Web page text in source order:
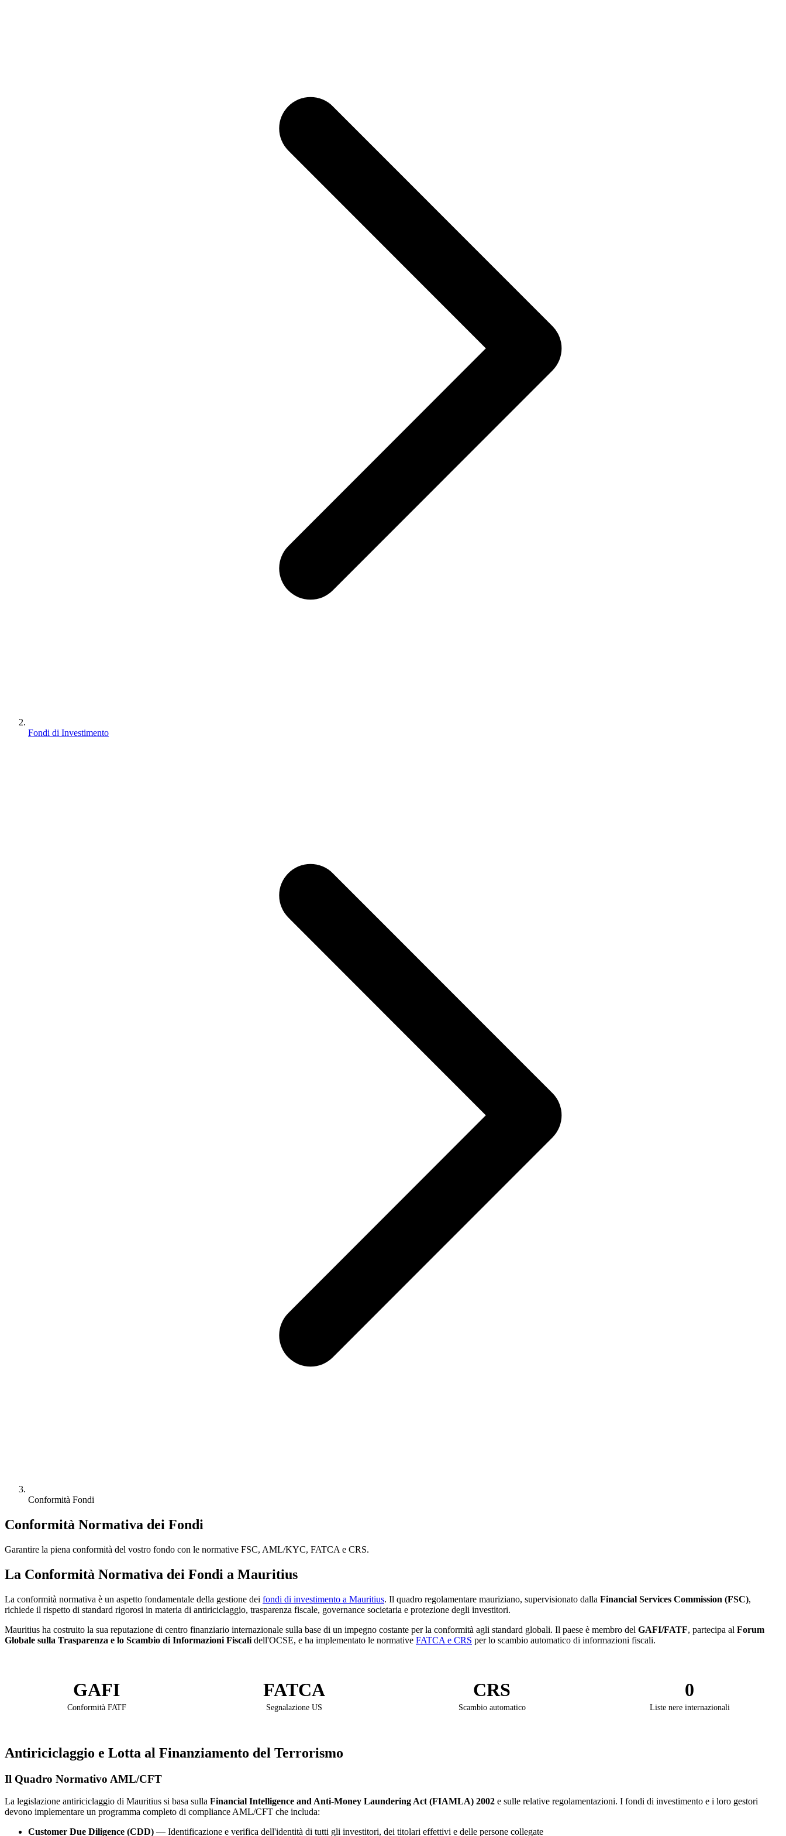
Fondi di Investimento
Conformità Fondi
Conformità Normativa dei Fondi
Garantire la piena conformità del vostro fondo con le normative FSC, AML/KYC, FATCA e CRS.
La Conformità Normativa dei Fondi a Mauritius
La conformità normativa è un aspetto fondamentale della gestione dei fondi di investimento a Mauritius. Il quadro regolamentare mauriziano, supervisionato dalla Financial Services Commission (FSC),
richiede il rispetto di standard rigorosi in materia di antiriciclaggio, trasparenza fiscale, governance societaria e protezione degli investitori.
Mauritius ha costruito la sua reputazione di centro finanziario internazionale sulla base di un impegno costante per la conformità agli standard globali. Il paese è membro del GAFI/FATF, partecipa al Forum
Globale sulla Trasparenza e lo Scambio di Informazioni Fiscali dell'OCSE, e ha implementato le normative FATCA e CRS per lo scambio automatico di informazioni fiscali.
GAFI
Conformità FATF
FATCA
Segnalazione US
CRS
Scambio automatico
0
Liste nere internazionali
Antiriciclaggio e Lotta al Finanziamento del Terrorismo
Il Quadro Normativo AML/CFT
La legislazione antiriciclaggio di Mauritius si basa sulla Financial Intelligence and Anti-Money Laundering Act (FIAMLA) 2002 e sulle relative regolamentazioni. I fondi di investimento e i loro gestori
devono implementare un programma completo di compliance AML/CFT che includa:
Customer Due Diligence (CDD) — Identificazione e verifica dell'identità di tutti gli investitori, dei titolari effettivi e delle persone collegate